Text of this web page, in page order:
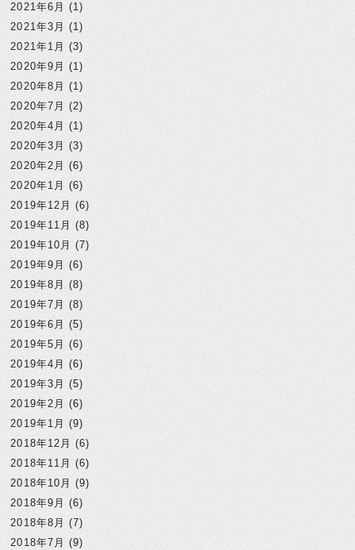
2021年6月 (1)
2021年3月 (1)
2021年1月 (3)
2020年9月 (1)
2020年8月 (1)
2020年7月 (2)
2020年4月 (1)
2020年3月 (3)
2020年2月 (6)
2020年1月 (6)
2019年12月 (6)
2019年11月 (8)
2019年10月 (7)
2019年9月 (6)
2019年8月 (8)
2019年7月 (8)
2019年6月 (5)
2019年5月 (6)
2019年4月 (6)
2019年3月 (5)
2019年2月 (6)
2019年1月 (9)
2018年12月 (6)
2018年11月 (6)
2018年10月 (9)
2018年9月 (6)
2018年8月 (7)
2018年7月 (9)